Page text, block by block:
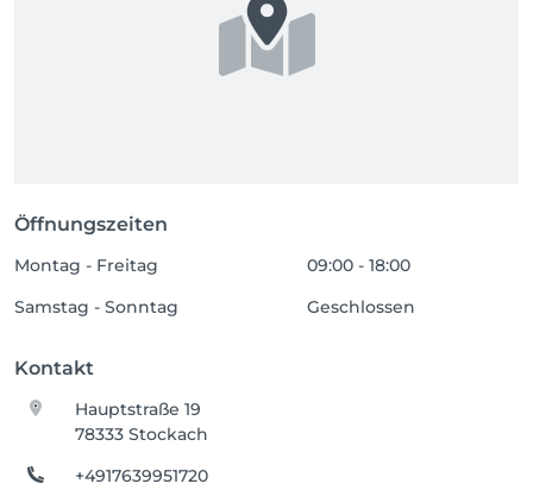
Öffnungszeiten
Montag - Freitag
09:00 - 18:00
Samstag - Sonntag
Geschlossen
Kontakt
Hauptstraße 19
78333 Stockach
+4917639951720